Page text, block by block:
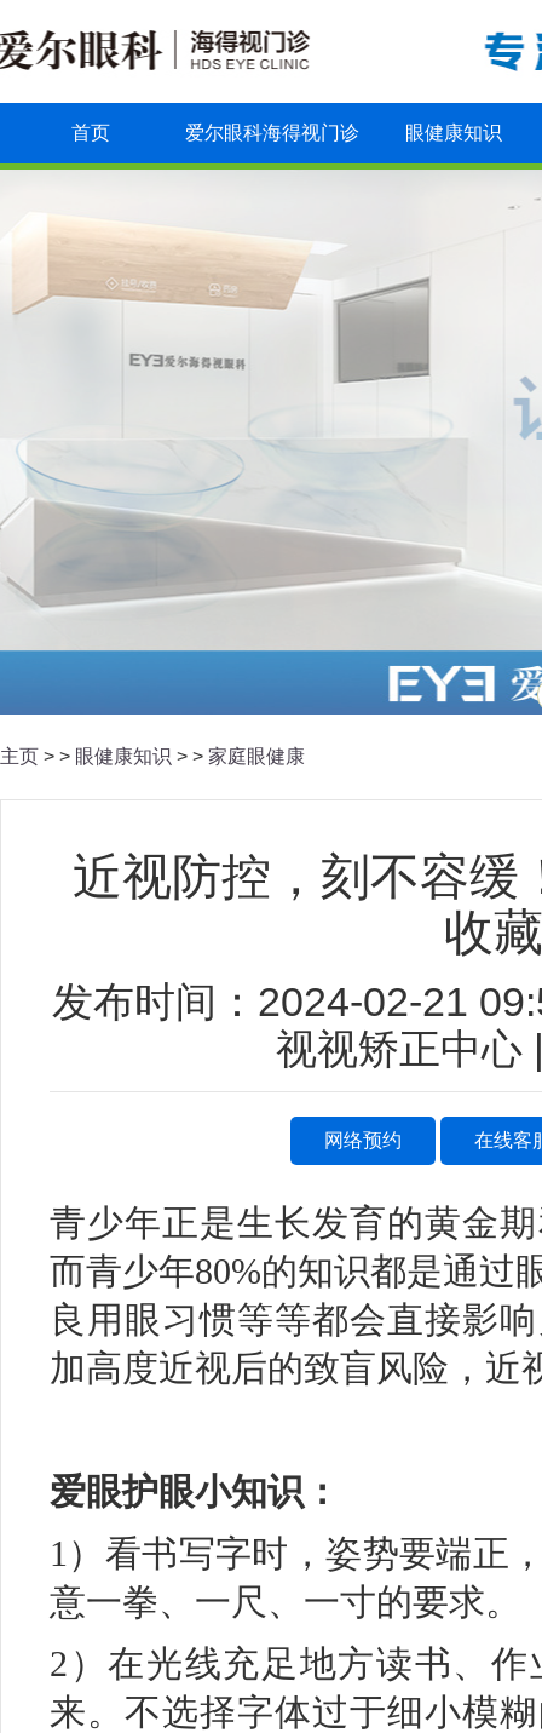
首页 爱尔眼科海得视门诊 眼健康知识
主页 > > 眼健康知识 > > 家庭眼健康
近视防控，刻不容缓
收
发布时间：2024-02-21
视视矫正中心
网络预约 在线客
青少年正是生长发育的黄金
而青少年80%的知识都是通过
良用眼习惯等等都会直接影
加高度近视后的致盲风险，近
爱眼护眼小知识：
1）看书写字时，姿势要端正
意一拳、一尺、一寸的要求。
2）在光线充足地方读书、
来。不选择字体过于细小模